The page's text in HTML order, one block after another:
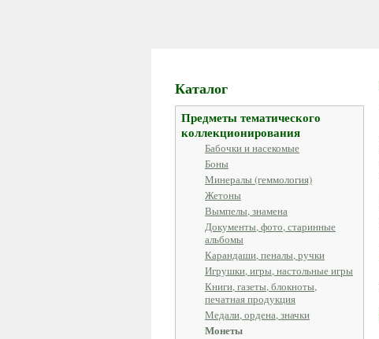
Каталог
Предметы тематического
коллекционирования
Бабочки и насекомые
Боны
Минералы (геммология)
Жетоны
Вымпелы, знамена
Документы, фото, старинные
альбомы
Карандаши, пеналы, ручки
Игрушки, игры, настольные игры
Книги, газеты, блокноты,
печатная продукция
Медали, ордена, значки
Монеты